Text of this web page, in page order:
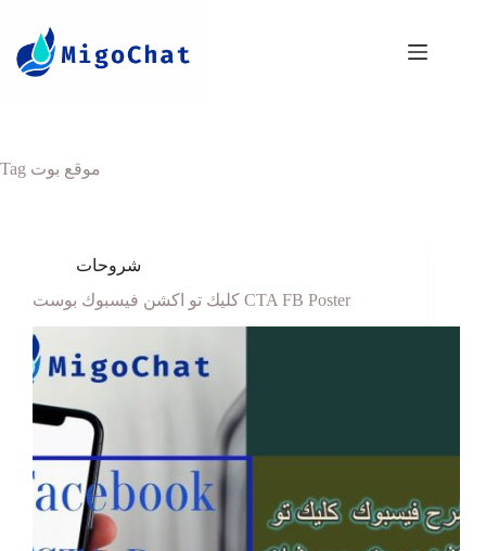
Tag موقع بوت
شروحات
كليك تو اكشن فيسبوك بوست CTA FB Poster